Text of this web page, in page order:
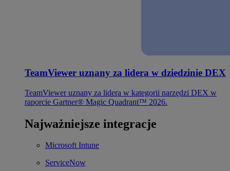
TeamViewer uznany za lidera w dziedzinie DEX
TeamViewer uznany za lidera w kategorii narzędzi DEX w
raporcie Gartner® Magic Quadrant™ 2026.
Najważniejsze integracje
Microsoft Intune
ServiceNow